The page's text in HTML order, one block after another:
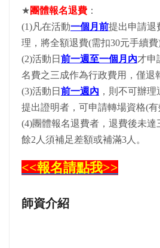
★團體報名退費 ：
(1)凡在活動一個月前提出申請退
理，將全額退費(需扣30元手續費)
(2)活動日 前一週至一個月內才申
名費之三成作為行政費用，僅退
(3)活動日 前一週內 ，則不可辦
提出證明者，可申請轉場資格(有
(4)團體報名退費者，退費後未
餘2人須補足差額或補滿3人。
<<報名請點我>>
師資介紹